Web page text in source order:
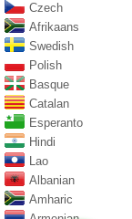
Czech
Afrikaans
Swedish
Polish
Basque
Catalan
Esperanto
Hindi
Lao
Albanian
Amharic